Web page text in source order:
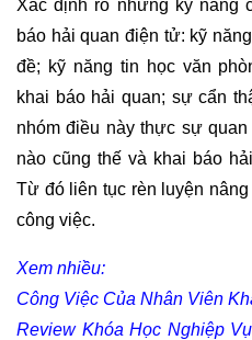
Xác định rõ những kỹ năng
báo hải quan điện tử: kỹ
đề; kỹ năng tin học văn
khai báo hải quan; sự cẩn
nhóm điều này thực sự
nào cũng thế và khai báo
Từ đó liên tục rèn luyện
công việc.
Xem nhiều:
Công Việc Của Nhân Viên
Review Khóa Học Nghiệp